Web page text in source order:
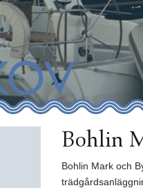
Bohlin
Bohlin Mark och